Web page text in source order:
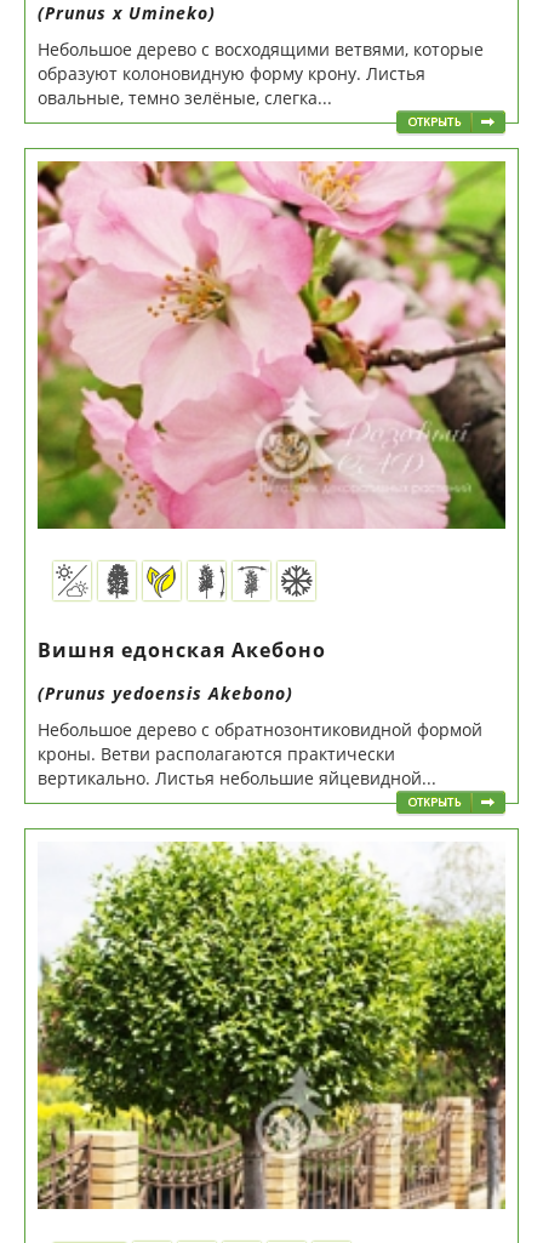
(Prunus х Umineko)
Небольшое дерево с восходящими ветвями, которые
образуют колоновидную форму крону. Листья
овальные, темно зелёные, слегка...
Вишня едонская Акебоно
(Prunus yedoensis Akebono)
Небольшое дерево с обратнозонтиковидной формой
кроны. Ветви располагаются практически
вертикально. Листья небольшие яйцевидной...